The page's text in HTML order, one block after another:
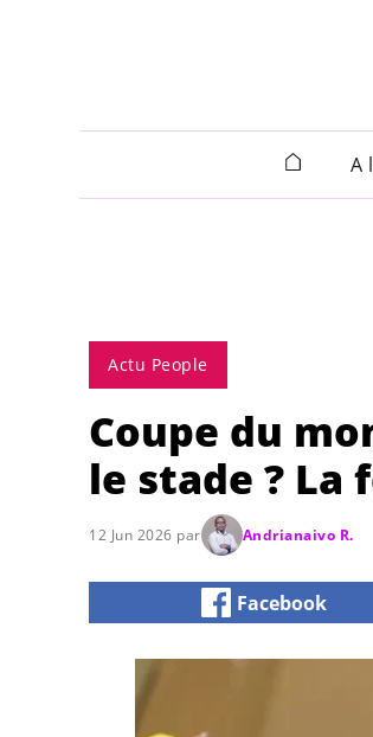
A
Actu People
Coupe du
le stade ?
12 Jun 2026 par Andrianaivo R.
Facebook